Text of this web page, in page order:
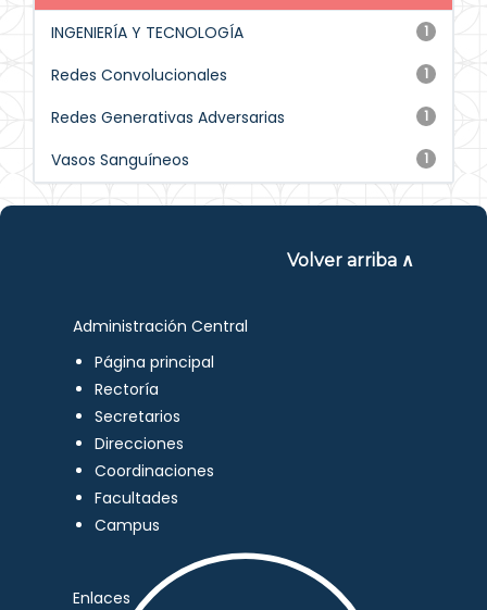
1
INGENIERÍA Y TECNOLOGÍA
1
Redes Convolucionales
1
Redes Generativas Adversarias
1
Vasos Sanguíneos
Volver arriba ∧
Administración Central
Página principal
Rectoría
Secretarios
Direcciones
Coordinaciones
Facultades
Campus
Enlaces